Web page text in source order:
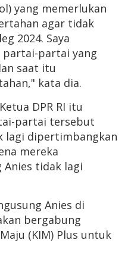
yang memerlukan
agar tidak
2024. Saya
partai-partai yang
saat itu
kata dia.
DPR RI itu
partai tersebut
lagi dipertimbangkan
mereka
Anies tidak lagi
Anies di
bergabung
(KIM) Plus untuk